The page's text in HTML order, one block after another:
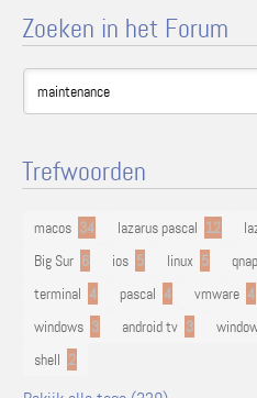
Zoeken in het Forum
Trefwoorden
macos 34 lazarus pascal 12
Big Sur 6 ios 5 linux 5 qnap
terminal 4 pascal 4 vmware 4
windows 3 android tv 3
shell 2